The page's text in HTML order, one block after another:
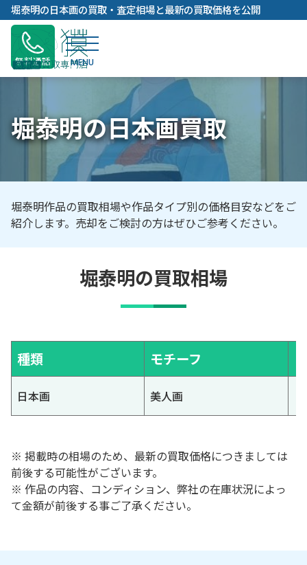
内
容
キ
ッ
堀泰明の日本画の買取・査定相場と最新の買取価格を公開
無料通話
堀泰明の日本画買取
堀泰明作品の買取相場や作品タイプ別の価格目安などをご
紹介します。売却をご検討の方はぜひご参考ください。
堀泰明の買取相場
種類 モチーフ
日本画 美人画
※ 掲載時の相場のため、最新の買取価格につきましては
前後する可能性がございます。
※ 作品の内容、コンディション、弊社の在庫状況によっ
て金額が前後する事ご了承ください。